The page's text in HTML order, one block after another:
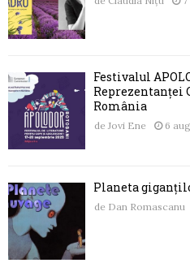
Festivalul
Reprezentanței
România
de Jovi Ene 6
Planeta
de Dan Romascanu